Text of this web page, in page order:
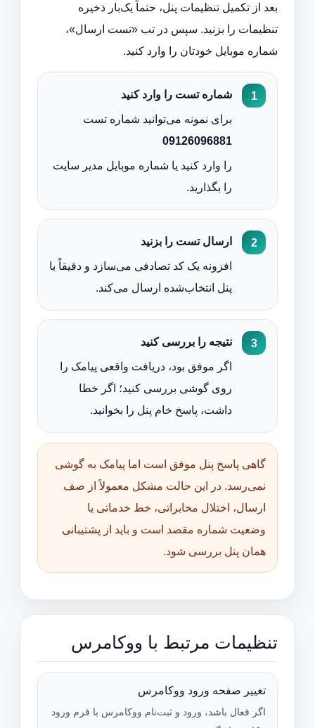
بعد از تکمیل تنظیمات پنل، حتماً یک‌بار ذخیره
تنظیمات را بزنید. سپس در تب «تست ارسال»،
شماره موبایل خودتان را وارد کنید.
شماره تست را وارد کنید
برای نمونه می‌توانید شماره تست
09126096881
را وارد کنید یا شماره موبایل مدیر سایت
را بگذارید.
ارسال تست را بزنید
افزونه یک کد تصادفی می‌سازد و دقیقاً با
پنل انتخاب‌شده ارسال می‌کند.
نتیجه را بررسی کنید
اگر موفق بود، دریافت واقعی پیامک را
روی گوشی بررسی کنید؛ اگر خطا
داشت، پاسخ خام پنل را بخوانید.
گاهی پاسخ پنل موفق است اما پیامک به گوشی
نمی‌رسد. در این حالت مشکل معمولاً از صف
ارسال، اختلال مخابراتی، خط خدماتی یا
وضعیت شماره مقصد است و باید از پشتیبانی
همان پنل بررسی شود.
تنظیمات مرتبط با ووکامرس
تغییر صفحه ورود ووکامرس
اگر فعال باشد، ورود و ثبت‌نام ووکامرس با فرم ورود